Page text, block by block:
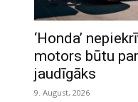
‘Honda’
motors būtu
jaudīgāks
9. August, 2026